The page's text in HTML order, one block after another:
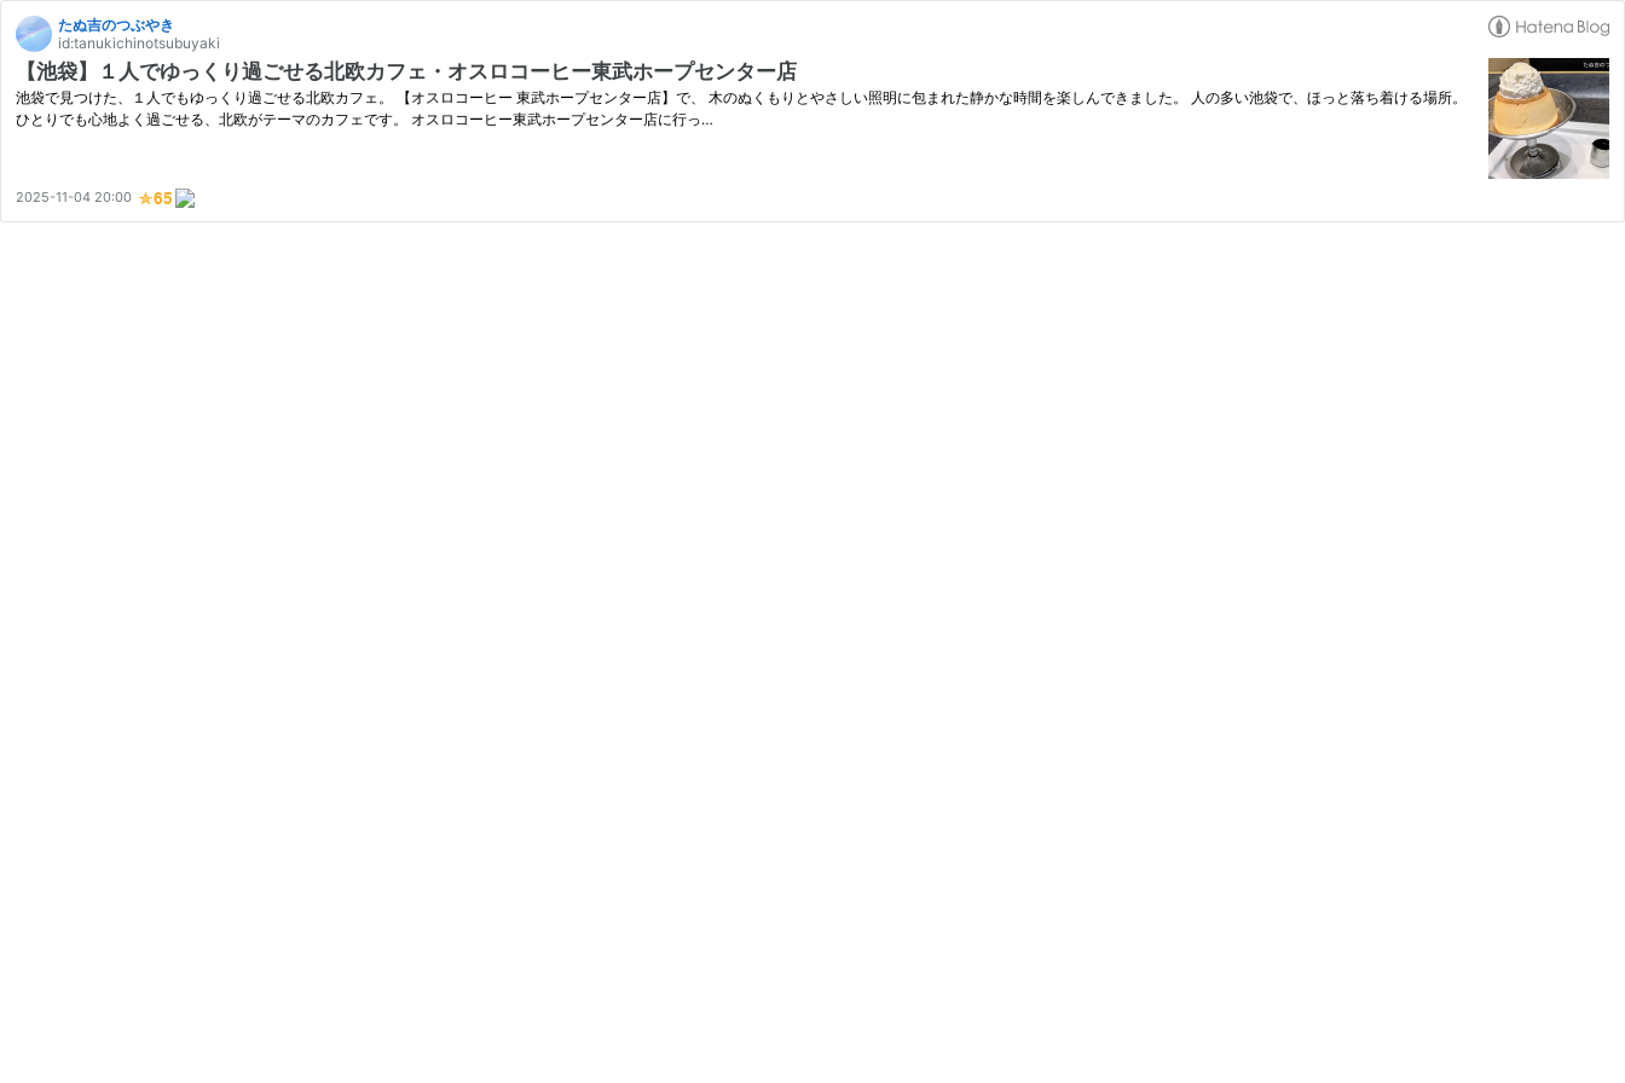
たぬ吉のつぶやき
id:tanukichinotsubuyaki
【池袋】１人でゆっくり過ごせる北欧カフェ・オスロコーヒー東武ホープセンター店
池袋で見つけた、１人でもゆっくり過ごせる北欧カフェ。 【オスロコーヒー 東武ホープセンター店】で、 木のぬくもりとやさしい照明に包まれた静かな時間を楽しんできました。 人の多い池袋で、ほっと落ち着ける場所。
ひとりでも心地よく過ごせる、北欧がテーマのカフェです。 オスロコーヒー東武ホープセンター店に行っ…
2025-11-04 20:00